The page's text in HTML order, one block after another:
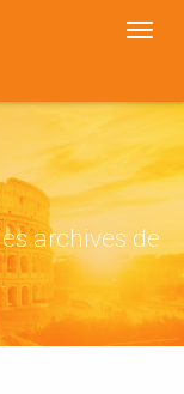
archives de